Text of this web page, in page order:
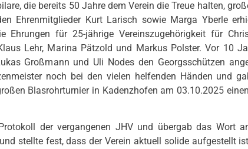
die bereits 50 Jahre dem Verein die Treue halten,
Ehrenmitglieder Kurt Larisch sowie Marga Yberle
für 25-jährige Vereinszugehörigkeit für
Lehr, Marina Pätzold und Markus Polster. Vor 10
Großmann und Uli Nodes den Georgsschützen
noch bei den vielen helfenden Händen und
Blasrohrturnier in Kadenzhofen am 03.10.2025
der vergangenen JHV und übergab das Wort
stellte fest, dass der Verein aktuell solide aufgestellt